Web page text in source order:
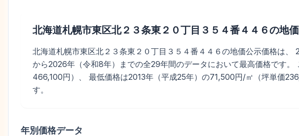
北海道札幌市東区北２３条東２０丁目３５４番４４６の地
北海道札幌市東区北２３条東２０丁目３５４番４４６の地価公示価格は
から2026年（令和8年）までの全29年間のデータにおいて最高価格です
466,100円）、 最低価格は2013年（平成25年）の71,500円/㎡（坪単価
す。
年別価格データ